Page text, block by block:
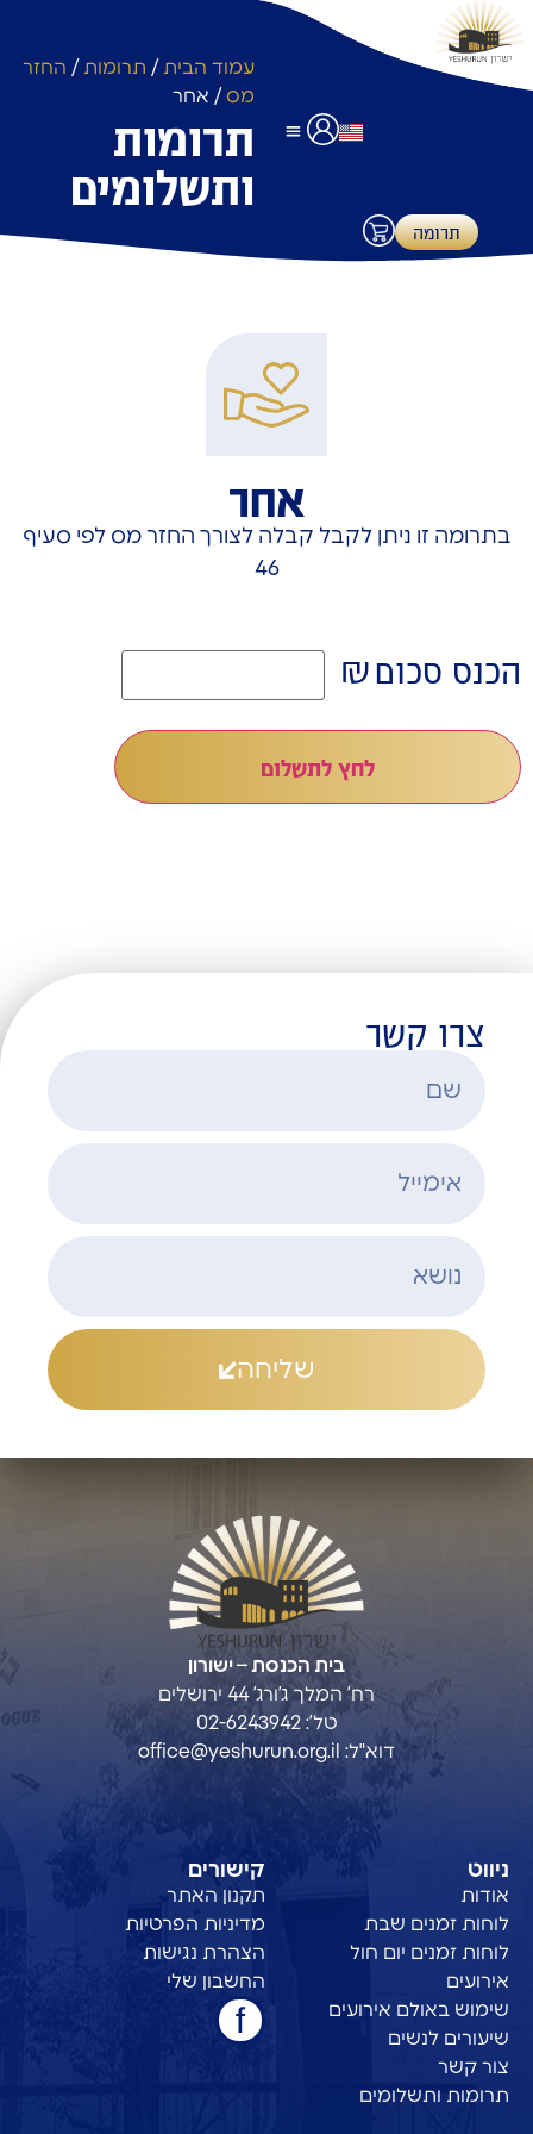
תרומה
עמוד הבית / תרומות / החזר
מס / אחר
תרומות
ותשלומים
אחר
בתרומה זו ניתן לקבל קבלה לצורך החזר מס לפי סעיף
46
הכנס סכום₪
לחץ לתשלום
צרו קשר
שליחה
בית הכנסת – ישורון
רח’ המלך ג’ורג’ 44 ירושלים
טל’: 02-6243942
דוא"ל: office@yeshurun.org.il
ניווט
אודות
לוחות זמנים שבת
לוחות זמנים יום חול
אירועים
שימוש באולם אירועים
שיעורים לנשים
צור קשר
תרומות ותשלומים
קישורים
תקנון האתר
מדיניות הפרטיות
הצהרת נגישות
החשבון שלי